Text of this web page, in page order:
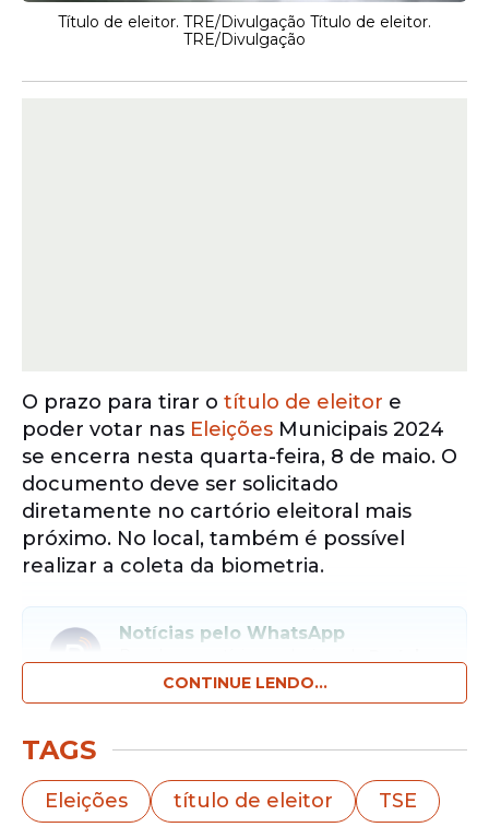
Título de eleitor. TRE/Divulgação Título de eleitor.
TRE/Divulgação
O prazo para tirar o título de eleitor e
poder votar nas Eleições Municipais 2024
se encerra nesta quarta-feira, 8 de maio. O
documento deve ser solicitado
diretamente no cartório eleitoral mais
próximo. No local, também é possível
realizar a coleta da biometria.
Notícias pelo WhatsApp
de Prefeiturapelo nosso canal.
De janeiro a abril deste ano, mais de 2,1
milhões de pessoas tiraram o título de
CONTINUE LENDO...
TAGS
Eleições título de eleitor TSE